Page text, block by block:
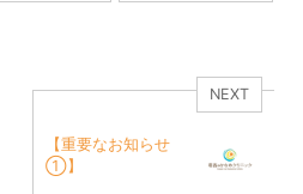
NEXT
【重要なお知らせ
①】